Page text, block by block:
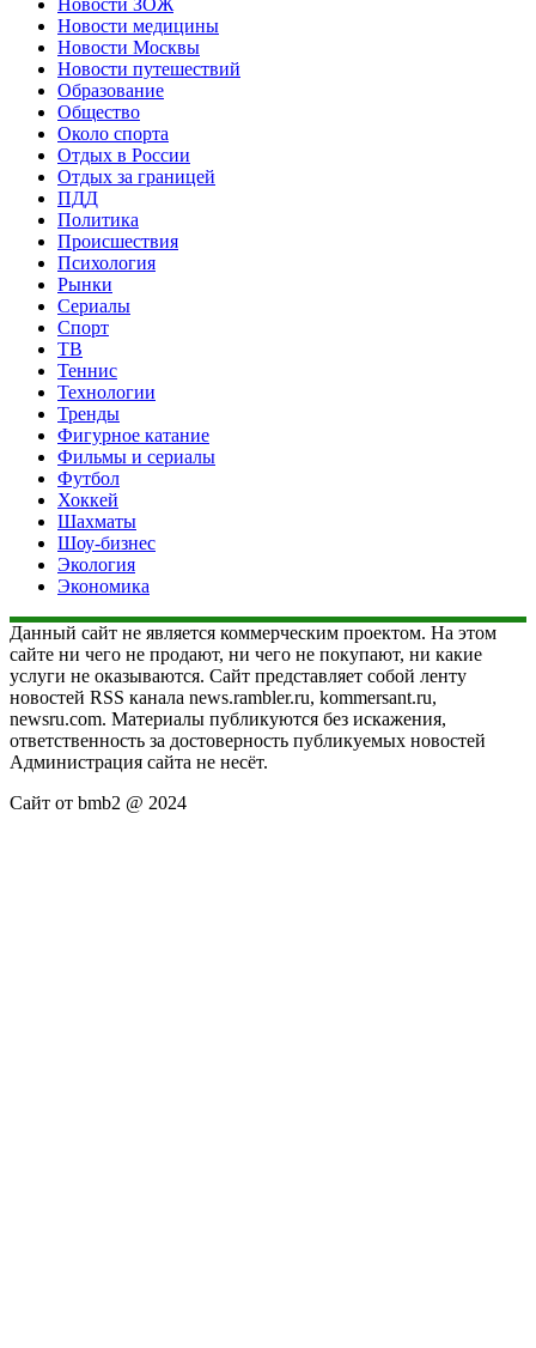
Новости медицины
Новости Москвы
Новости путешествий
Образование
Общество
Около спорта
Отдых в России
Отдых за границей
ПДД
Политика
Происшествия
Психология
Рынки
Сериалы
Спорт
ТВ
Теннис
Технологии
Тренды
Фигурное катание
Фильмы и сериалы
Футбол
Хоккей
Шахматы
Шоу-бизнес
Экология
Экономика
Данный сайт не является коммерческим проектом. На этом
сайте ни чего не продают, ни чего не покупают, ни какие
услуги не оказываются. Сайт представляет собой ленту
новостей RSS канала news.rambler.ru, kommersant.ru,
newsru.com. Материалы публикуются без искажения,
ответственность за достоверность публикуемых новостей
Администрация сайта не несёт.
Сайт от bmb2 @ 2024